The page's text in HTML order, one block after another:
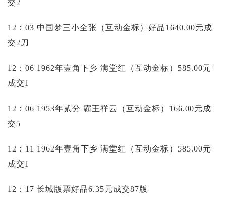
交2
12：03 中国梦三小全张（互动金标）好品1640.00元成
交2刀
12：06 1962年壹角下乡 满堂红（互动金标）585.00元
成交1
12：06 1953年贰分 霸王祥云（互动金标）166.00元成
交5
12：11 1962年壹角下乡 满堂红（互动金标）585.00元
成交1
12：17 长城版票好品6.35元成交87版